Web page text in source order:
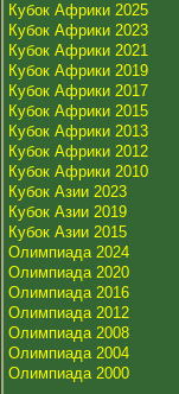
Кубок Африки 2025
Кубок Африки 2023
Кубок Африки 2021
Кубок Африки 2019
Кубок Африки 2017
Кубок Африки 2015
Кубок Африки 2013
Кубок Африки 2012
Кубок Африки 2010
Кубок Азии 2023
Кубок Азии 2019
Кубок Азии 2015
Олимпиада 2024
Олимпиада 2020
Олимпиада 2016
Олимпиада 2012
Олимпиада 2008
Олимпиада 2004
Олимпиада 2000